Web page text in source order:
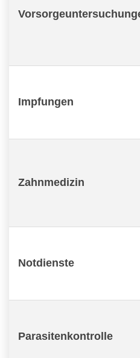
Impfungen
Zahnmedizin
Notdienste
Parasitenkontrolle